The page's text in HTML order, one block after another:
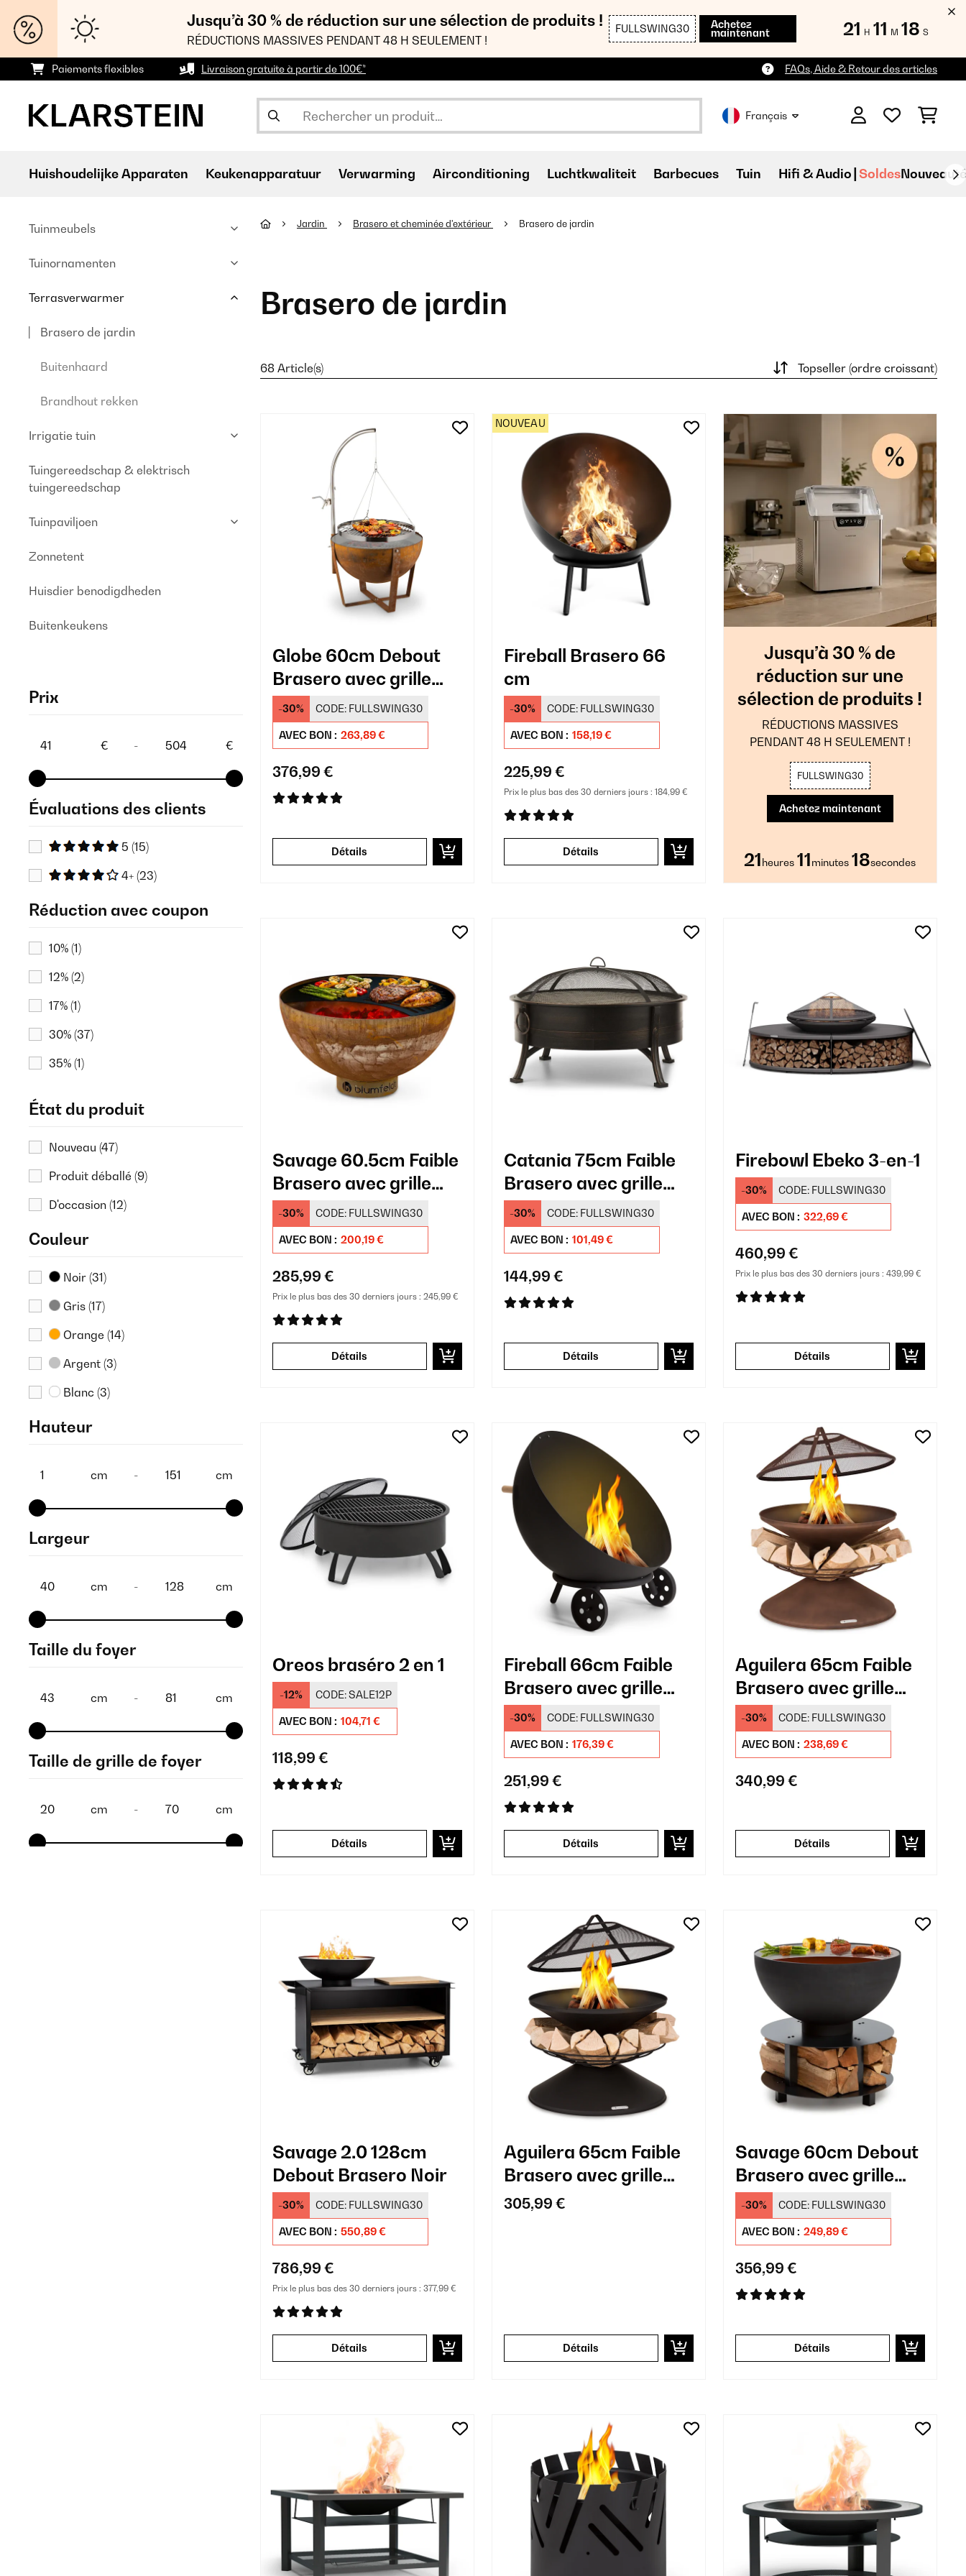
Jusqu’à 30 % de réduction sur une sélection de produits !
RÉDUCTIONS MASSIVES PENDANT 48 H SEULEMENT !
FULLSWING30 Achetez
maintenant 21 H 11 M 17 S
Paiements flexibles Livraison gratuite à partir de 100€* FAQs, Aide & Retour des articles
Français
Huishoudelijke Apparaten Keukenapparatuur Verwarming Airconditioning Luchtkwaliteit Barbecues Tuin Hifi & Audio Soldes
Tuinmeubels
Tuinornamenten
Terrasverwarmer
Brasero de jardin
Buitenhaard
Brandhout rekken
Irrigatie tuin
Tuingereedschap & elektrisch
tuingereedschap
Tuinpaviljoen
Zonnetent
Huisdier benodigdheden
Buitenkeukens
Prix
€ - €
Évaluations des clients
5 (15)
4+ (23)
Réduction avec coupon
10% (1)
12% (2)
17% (1)
30% (37)
35% (1)
État du produit
Nouveau (47)
Produit déballé (9)
D'occasion (12)
Couleur
Noir (31)
Gris (17)
Orange (14)
Argent (3)
Blanc (3)
Hauteur
cm - cm
Largeur
cm - cm
Taille du foyer
cm - cm
Taille de grille de foyer
cm - cm
Jardin Brasero et cheminée d'extérieur Brasero de jardin
Brasero de jardin
68 Article(s) Topseller (ordre croissant)
Globe 60cm Debout
Brasero avec grille
Rouiller
-30% CODE: FULLSWING30
AVEC BON : 263,89 €
376,99 €
Détails
Fireball Brasero 66
cm
-30% CODE: FULLSWING30
AVEC BON : 158,19 €
225,99 €
Prix le plus bas des 30 derniers jours : 184,99 €
Détails
NOUVEAU
Jusqu’à 30 % de
réduction sur une
sélection de produits !
RÉDUCTIONS MASSIVES
PENDANT 48 H SEULEMENT !
FULLSWING30
Achetez maintenant
21heures 11minutes 16secondes
Savage 60.5cm Faible
Brasero avec grille
Rouiller
-30% CODE: FULLSWING30
AVEC BON : 200,19 €
285,99 €
Prix le plus bas des 30 derniers jours : 245,99 €
Détails
Catania 75cm Faible
Brasero avec grille
Noir
-30% CODE: FULLSWING30
AVEC BON : 101,49 €
144,99 €
Détails
Firebowl Ebeko 3-en-1
-30% CODE: FULLSWING30
AVEC BON : 322,69 €
460,99 €
Prix le plus bas des 30 derniers jours : 439,99 €
Détails
Oreos braséro 2 en 1
-12% CODE:SALE12P
AVEC BON : 104,71 €
118,99 €
Détails
Fireball 66cm Faible
Brasero avec grille
Noir
-30% CODE: FULLSWING30
AVEC BON : 176,39 €
251,99 €
Détails
Aguilera 65cm Faible
Brasero avec grille
Rouiller
-30% CODE: FULLSWING30
AVEC BON : 238,69 €
340,99 €
Détails
Savage 2.0 128cm
Debout Brasero Noir
-30% CODE: FULLSWING30
AVEC BON : 550,89 €
786,99 €
Prix le plus bas des 30 derniers jours : 377,99 €
Détails
Aguilera 65cm Faible
Brasero avec grille
Noir
305,99 €
Détails
Savage 60cm Debout
Brasero avec grille
Noir
-30% CODE: FULLSWING30
AVEC BON : 249,89 €
356,99 €
Détails